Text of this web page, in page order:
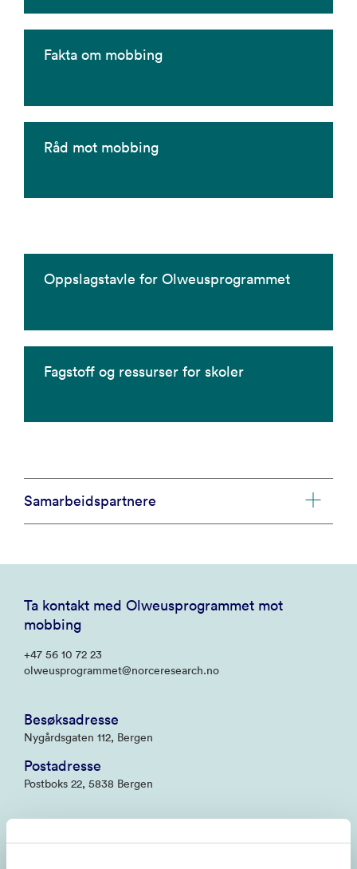
Fakta om mobbing
Råd mot mobbing
Oppslagstavle for Olweusprogrammet
Fagstoff og ressurser for skoler
Samarbeidspartnere
Ta kontakt med Olweusprogrammet mot
mobbing
+47 56 10 72 23
olweusprogrammet@norceresearch.no
Besøksadresse
Nygårdsgaten 112, Bergen
Postadresse
Postboks 22, 5838 Bergen